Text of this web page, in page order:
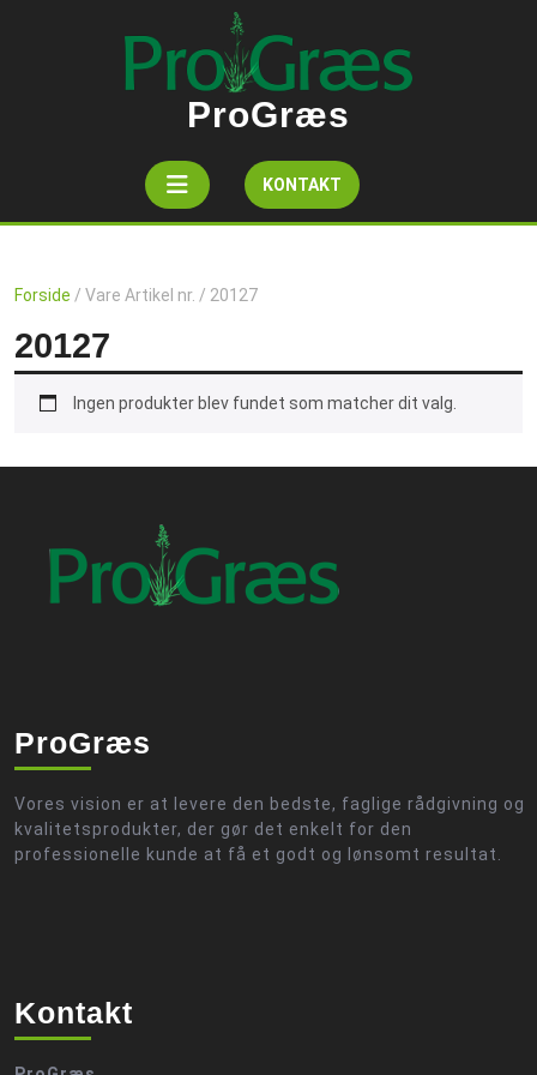
ProGræs
OpenKONTAKTGet
A
Forside / Vare Artikel nr. / 20127
20127
Ingen produkter blev fundet som matcher dit valg.
ProGræs
Vores vision er at levere den bedste, faglige rådgivning og
kvalitetsprodukter, der gør det enkelt for den
professionelle kunde at få et godt og lønsomt resultat.
Kontakt